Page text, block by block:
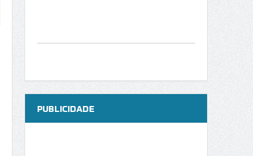
PUBLICIDADE